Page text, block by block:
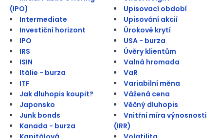
(IPO)
Intermediate
Investiční horizont
IPO
IRS
ISIN
Itálie - burza
ITF
Jak dluhopis koupit?
Japonsko
Junk bonds
Kanada - burza
Upisovací období
Upisování akcií
Úrokové krytí
USA - burza
Úvěry klientům
Valná hromada
VaR
Variabilní měna
Vážená cena
Věčný dluhopis
Vnitřní míra výnosnosti
(IRR)